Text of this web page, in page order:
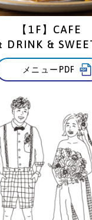
【1F】CAFE
DRINK &
メニューPDF